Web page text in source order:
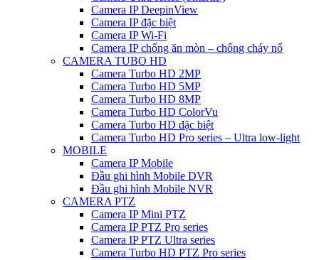
Camera IP DeepinView
Camera IP đặc biệt
Camera IP Wi-Fi
Camera IP chống ăn mòn – chống cháy nổ
CAMERA TUBO HD
Camera Turbo HD 2MP
Camera Turbo HD 5MP
Camera Turbo HD 8MP
Camera Turbo HD ColorVu
Camera Turbo HD đặc biệt
Camera Turbo HD Pro series – Ultra low-light
MOBILE
Camera IP Mobile
Đầu ghi hình Mobile DVR
Đầu ghi hình Mobile NVR
CAMERA PTZ
Camera IP Mini PTZ
Camera IP PTZ Pro series
Camera IP PTZ Ultra series
Camera Turbo HD PTZ Pro series